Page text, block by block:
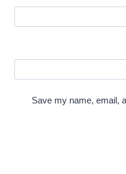
Save my name, email,